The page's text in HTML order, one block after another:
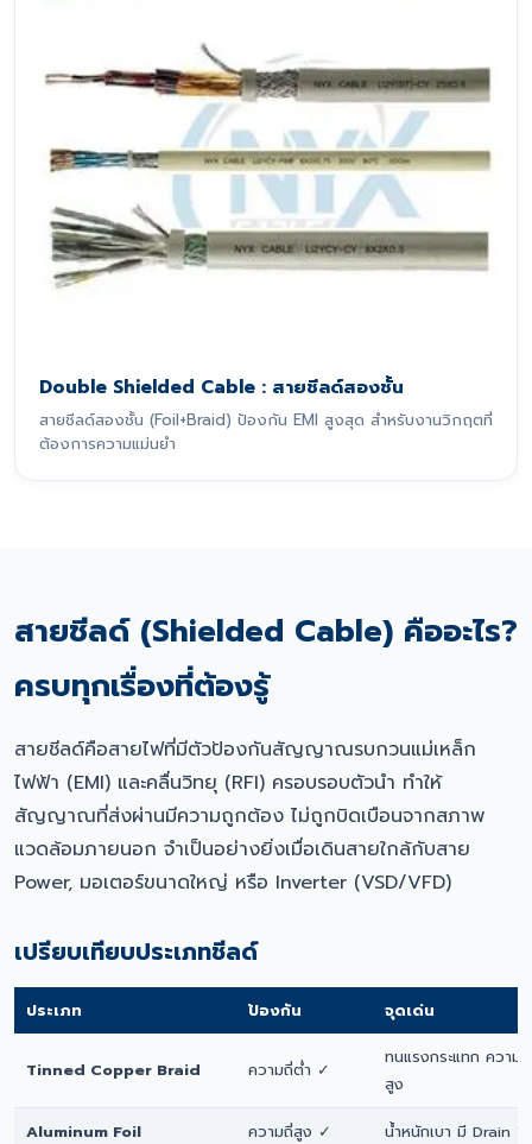
Double Shielded Cable : สายชีลด์สองชั้น
สายชีลด์สองชั้น (Foil+Braid) ป้องกัน EMI สูงสุด สำหรับงานวิกฤตที่
ต้องการความแม่นยำ
สายชีลด์ (Shielded Cable) คืออะไร?
ครบทุกเรื่องที่ต้องรู้
สายชีลด์คือสายไฟที่มีตัวป้องกันสัญญาณรบกวนแม่เหล็ก
ไฟฟ้า (EMI) และคลื่นวิทยุ (RFI) ครอบรอบตัวนำ ทำให้
สัญญาณที่ส่งผ่านมีความถูกต้อง ไม่ถูกบิดเบือนจากสภาพ
แวดล้อมภายนอก จำเป็นอย่างยิ่งเมื่อเดินสายใกล้กับสาย
Power, มอเตอร์ขนาดใหญ่ หรือ Inverter (VSD/VFD)
เปรียบเทียบประเภทชีลด์
ประเภท ป้องกัน จุดเด่น
Tinned Copper Braid ความถี่ต่ำ ✓
ทนแรงกระแทก ความ
สูง
Aluminum Foil ความถี่สูง ✓ น้ำหนักเบา มี Drain